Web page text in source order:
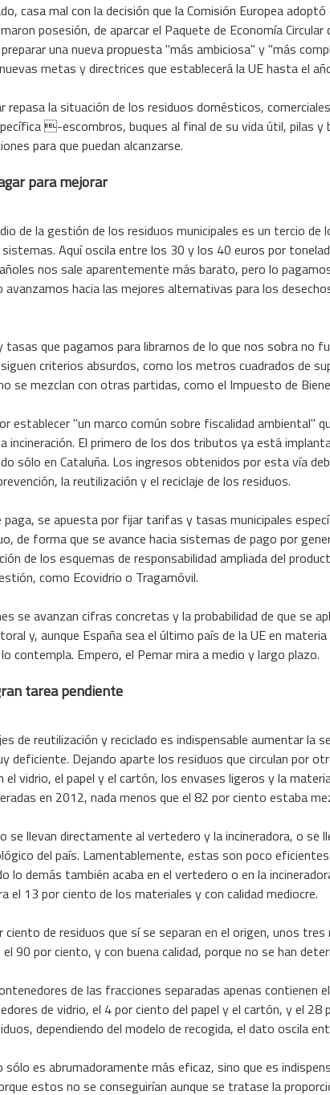
casa mal con la decisión que la Comisión Europea
posesión, de aparcar el Paquete de Economía Circular
una nueva propuesta "más ambiciosa" y "más
metas y directrices que establecerá la UE hasta el
repasa la situación de los residuos domésticos,
-escombros, buques al final de su vida útil, pilas
para que puedan alcanzarse.
para mejorar
de la gestión de los residuos municipales es un tercio de
Aquí oscila entre los 30 y los 40 euros por
nos sale aparentemente más barato, pero lo
hacia las mejores alternativas para los
que pagamos para librarnos de lo que nos sobra no
criterios absurdos, como los metros cuadrados de
se mezclan con otras partidas, como el Impuesto de
establecer "un marco común sobre fiscalidad ambiental"
incineración. El primero de los dos tributos ya está
sólo en Cataluña. Los ingresos obtenidos por esta vía
la reutilización y el reciclaje de los residuos.
paga, se apuesta por fijar tarifas y tasas municipales
de forma que se avance hacia sistemas de pago por
de los esquemas de responsabilidad ampliada del
como Ecovidrio o Tragamóvil.
se avanzan cifras concretas y la probabilidad de que se
y, aunque España sea el último país de la UE en
contempla. Empero, el Pemar mira a medio y largo plazo.
tarea pendiente
de reutilización y reciclado es indispensable aumentar la
deficiente. Dejando aparte los residuos que circulan por
el vidrio, el papel y el cartón, los envases ligeros y la
en 2012, nada menos que el 82 por ciento estaba
se llevan directamente al vertedero y la incineradora, o se
del país. Lamentablemente, estas son poco
lo demás también acaba en el vertedero o en la
el 13 por ciento de los materiales y con calidad mediocre.
de residuos que sí se separan en el origen, unos
90 por ciento, y con buena calidad, porque no se han
de las fracciones separadas apenas contienen
de vidrio, el 4 por ciento del papel y el cartón, y el 28
dependiendo del modelo de recogida, el dato oscila
sólo es abrumadoramente más eficaz, sino que es
estos no se conseguirían aunque se tratase la